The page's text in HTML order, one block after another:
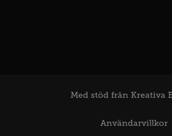
Med stöd från Kreativa
Användarvillkor